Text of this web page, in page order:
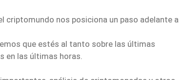
criptomundo nos posiciona un paso adelante a
que estés al tanto sobre las últimas
en las últimas horas.